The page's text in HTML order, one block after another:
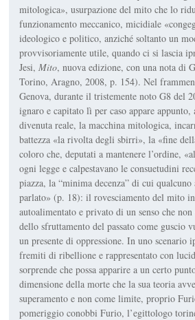
mitologica», usurpazione del mito che lo
funzionamento meccanico, micidiale
ideologico e politico, anziché soltanto un
provvisoriamente utile, quando ci si lascia
Jesi,Mito, nuova edizione, con una nota di
Torino, Aragno, 2008, p. 154). Nel
Genova, durante il tristemente noto G8 del
ignaro e capitato lì per caso appare appunto,
divenuta reale, la macchina mitologica,
battezza «la rivolta degli sbirri», la «fine
coloro che, deputati a mantenere l’ordine,
ogni legge e calpestavano le consuetudini
piazza, la “minima decenza” di cui
parlato» (p. 18): il rovesciamento del mito
autoalimentato e privato di un senso che
dello sfruttamento del passato come guscio
un presente di oppressione. In uno scenario
fremiti di ribellione e rappresentato con
sorprende che possa apparire a un certo
dimensione della morte che la sua teoria
superamento e non come limite, proprio
pomeriggio conobbi Furio, l’egittologo